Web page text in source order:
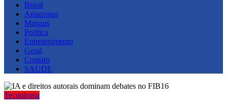
Brasil
Amazonas
Manaus
Política
Entretenimento
Geral
Contato
SAUDE
Tecnologia